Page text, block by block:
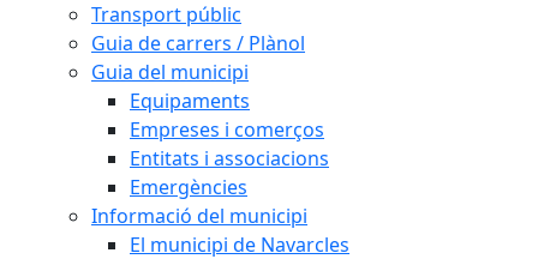
Transport públic
Guia de carrers / Plànol
Guia del municipi
Equipaments
Empreses i comerços
Entitats i associacions
Emergències
Informació del municipi
El municipi de Navarcles